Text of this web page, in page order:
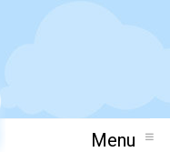
Menu